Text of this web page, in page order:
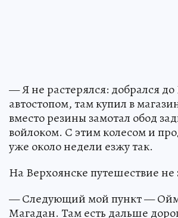
— Я не растерялся: добрался
автостопом, там купил в
вместо резины замотал обод
войлоком. С этим колесом и
уже около недели езжу так.
На Верхоянске путешествие не
— Следующий мой пункт —
Магадан. Там есть дальше